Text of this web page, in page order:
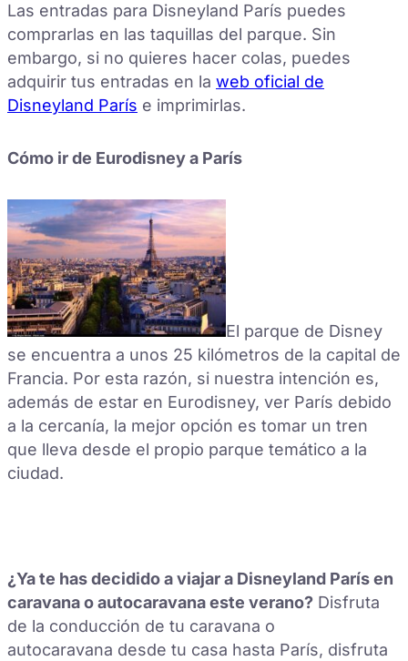
Las entradas para Disneyland París puedes
comprarlas en las taquillas del parque. Sin
embargo, si no quieres hacer colas, puedes
adquirir tus entradas en la web oficial de
Disneyland París e imprimirlas.
Cómo ir de Eurodisney a París
El parque de Disney
se encuentra a unos 25 kilómetros de la capital de
Francia. Por esta razón, si nuestra intención es,
además de estar en Eurodisney, ver París debido
a la cercanía, la mejor opción es tomar un tren
que lleva desde el propio parque temático a la
ciudad.
¿Ya te has decidido a viajar a Disneyland París en
caravana o autocaravana este verano? Disfruta
de la conducción de tu caravana o
autocaravana desde tu casa hasta París, disfruta